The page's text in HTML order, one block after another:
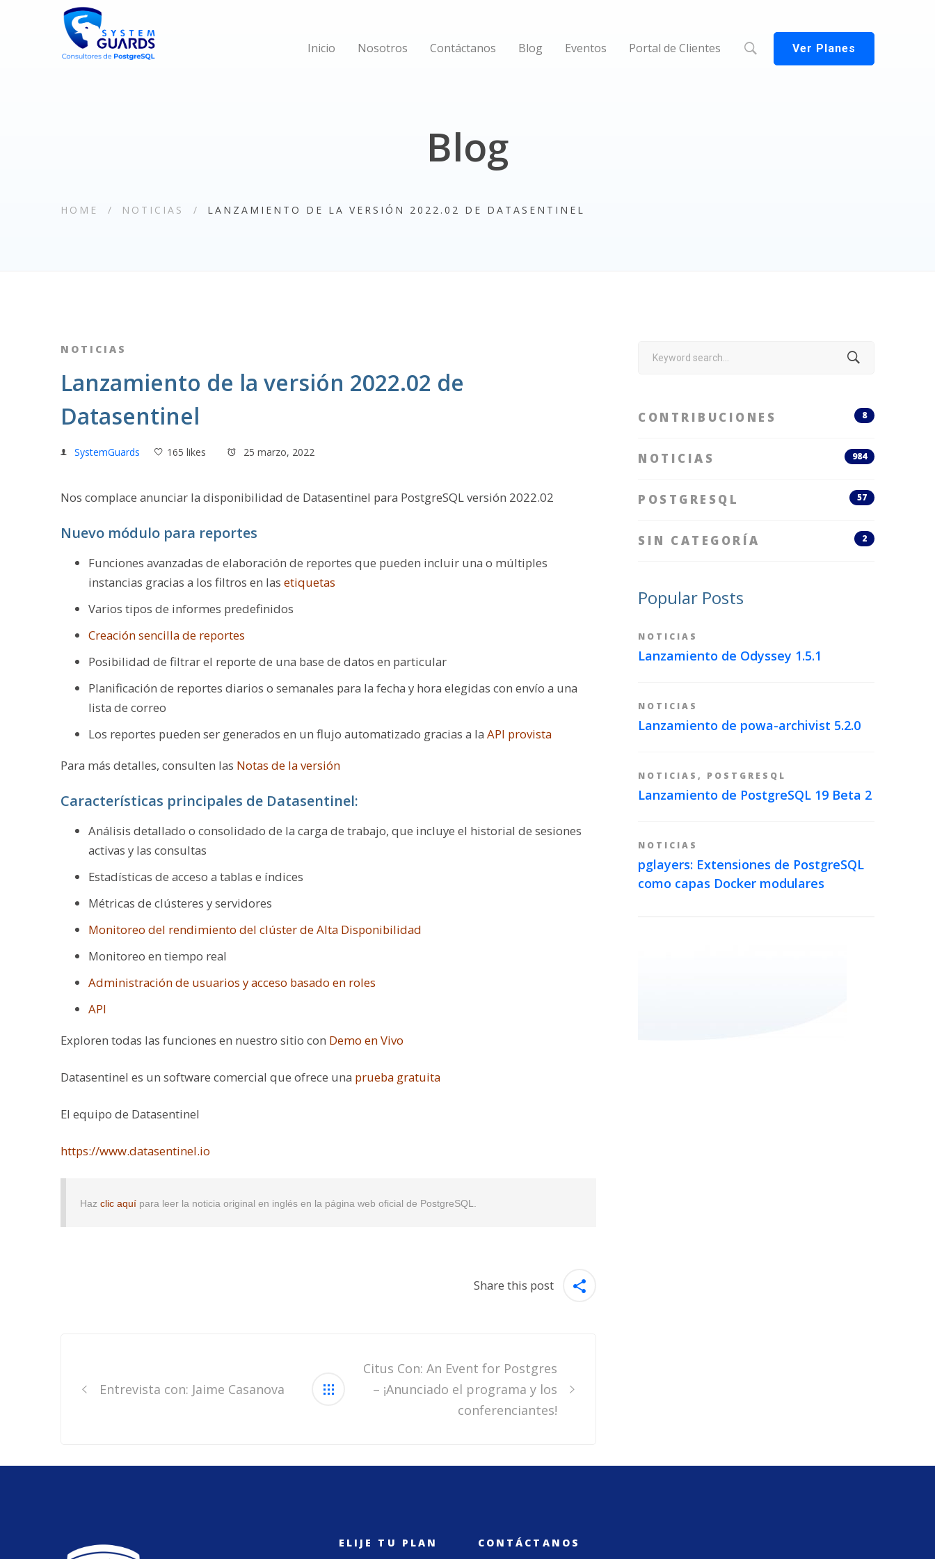
Inicio Nosotros Contáctanos Blog Eventos Portal de Clientes Ver Planes
Blog
HOME NOTICIAS LANZAMIENTO DE LA VERSIÓN 2022.02 DE DATASENTINEL
NOTICIAS
Lanzamiento de la versión 2022.02 de
Datasentinel
SystemGuards 165 likes 25 marzo, 2022
Nos complace anunciar la disponibilidad de Datasentinel para PostgreSQL versión 2022.02
Nuevo módulo para reportes
Funciones avanzadas de elaboración de reportes que pueden incluir una o múltiples
instancias gracias a los filtros en las etiquetas
Varios tipos de informes predefinidos
Creación sencilla de reportes
Posibilidad de filtrar el reporte de una base de datos en particular
Planificación de reportes diarios o semanales para la fecha y hora elegidas con envío a una
lista de correo
Los reportes pueden ser generados en un flujo automatizado gracias a la API provista
Para más detalles, consulten las Notas de la versión
Características principales de Datasentinel:
Análisis detallado o consolidado de la carga de trabajo, que incluye el historial de sesiones
activas y las consultas
Estadísticas de acceso a tablas e índices
Métricas de clústeres y servidores
Monitoreo del rendimiento del clúster de Alta Disponibilidad
Monitoreo en tiempo real
Administración de usuarios y acceso basado en roles
API
Exploren todas las funciones en nuestro sitio con Demo en Vivo
Datasentinel es un software comercial que ofrece una prueba gratuita
El equipo de Datasentinel
https://www.datasentinel.io
Haz clic aquí para leer la noticia original en inglés en la página web oficial de PostgreSQL.
Share this post
navigation
Entrevista con: Jaime Casanova
Citus Con: An Event for Postgres
– ¡Anunciado el programa y los
conferenciantes!
Search
CONTRIBUCIONES 8
NOTICIAS 984
POSTGRESQL 57
SIN CATEGORÍA 2
Popular Posts
NOTICIAS
Lanzamiento de Odyssey 1.5.1
NOTICIAS
Lanzamiento de powa-archivist 5.2.0
NOTICIAS , POSTGRESQL
Lanzamiento de PostgreSQL 19 Beta 2
NOTICIAS
pglayers: Extensiones de PostgreSQL
como capas Docker modulares
ELIJE TU PLAN CONTÁCTANOS